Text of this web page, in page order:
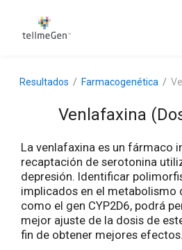
Resultados Farmacogenética
Venlafaxina
La venlafaxina es un fármaco
recaptación de serotonina
depresión. Identificar
implicados en el metabolismo
como el gen CYP2D6, podrá
mejor ajuste de la dosis de
fin de obtener mejores efectos.